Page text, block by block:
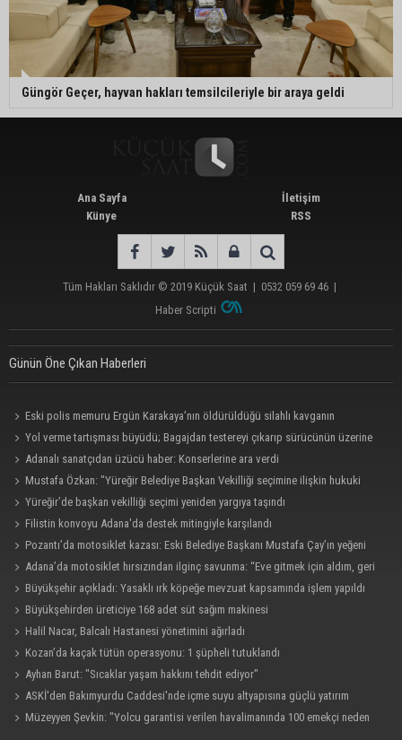
Güngör Geçer, hayvan hakları temsilcileriyle bir araya geldi
Ana Sayfa
Künye
İletişim
RSS
Tüm Hakları Saklıdır © 2019 Küçük Saat | 0532 059 69 46 |
Haber Scripti
Günün Öne Çıkan Haberleri
Eski polis memuru Ergün Karakaya’nın öldürüldüğü silahlı kavganın
görüntüleri ortaya çıktı
Yol verme tartışması büyüdü; Bagajdan testereyi çıkarıp sürücünün üzerine
yürüdü
Adanalı sanatçıdan üzücü haber: Konserlerine ara verdi
Mustafa Özkan: "Yüreğir Belediye Başkan Vekilliği seçimine ilişkin hukuki
süreç başlatıldı"
Yüreğir’de başkan vekilliği seçimi yeniden yargıya taşındı
Filistin konvoyu Adana'da destek mitingiyle karşılandı
Pozantı’da motosiklet kazası: Eski Belediye Başkanı Mustafa Çay’ın yeğeni
hayatını kaybetti
Adana’da motosiklet hırsızından ilginç savunma: “Eve gitmek için aldım, geri
verecektim”
Büyükşehir açıkladı: Yasaklı ırk köpeğe mevzuat kapsamında işlem yapıldı
Büyükşehirden üreticiye 168 adet süt sağım makinesi
Halil Nacar, Balcalı Hastanesi yönetimini ağırladı
Kozan’da kaçak tütün operasyonu: 1 şüpheli tutuklandı
Ayhan Barut: "Sıcaklar yaşam hakkını tehdit ediyor"
ASKİ'den Bakımyurdu Caddesi'nde içme suyu altyapısına güçlü yatırım
Müzeyyen Şevkin: "Yolcu garantisi verilen havalimanında 100 emekçi neden